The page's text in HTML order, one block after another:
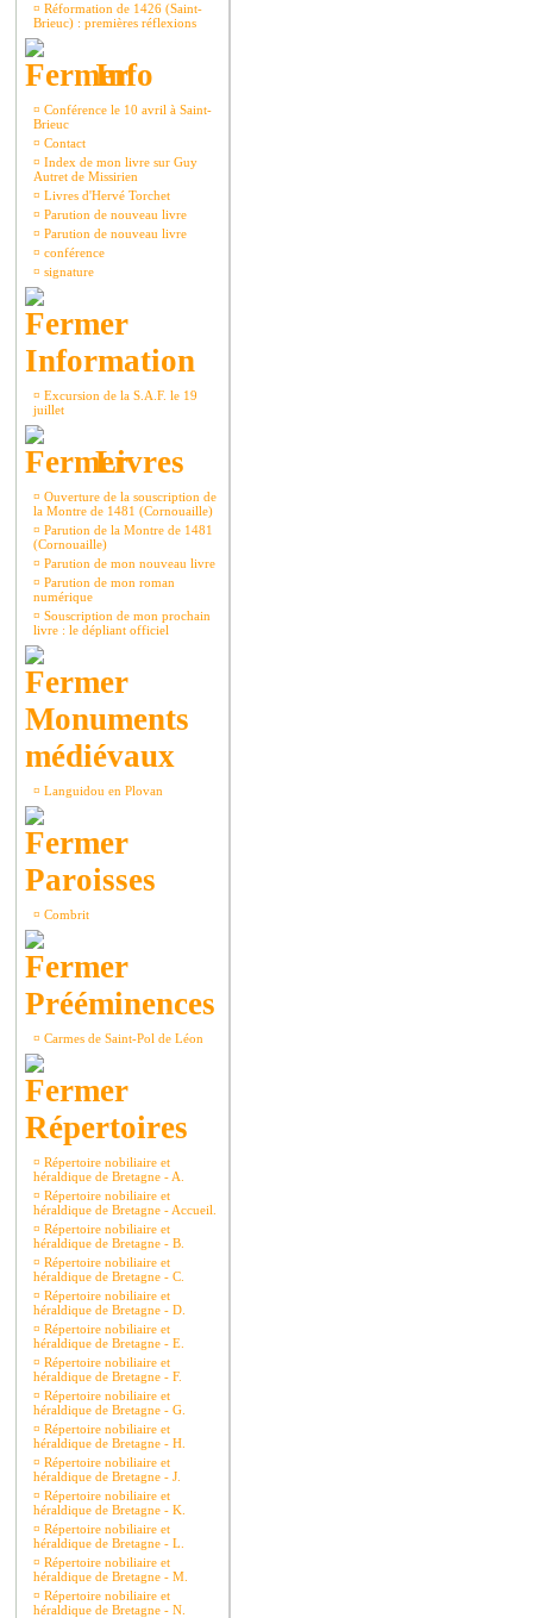
¤ Réformation de 1426 (Saint-
Brieuc) : premières réflexions
Info
¤ Conférence le 10 avril à Saint-
Brieuc
¤ Contact
¤ Index de mon livre sur Guy
Autret de Missirien
¤ Livres d'Hervé Torchet
¤ Parution de nouveau livre
¤ Parution de nouveau livre
¤ conférence
¤ signature
Information
¤ Excursion de la S.A.F. le 19
juillet
Livres
¤ Ouverture de la souscription de
la Montre de 1481 (Cornouaille)
¤ Parution de la Montre de 1481
(Cornouaille)
¤ Parution de mon nouveau livre
¤ Parution de mon roman
numérique
¤ Souscription de mon prochain
livre : le dépliant officiel
Monuments
médiévaux
¤ Languidou en Plovan
Paroisses
¤ Combrit
Prééminences
¤ Carmes de Saint-Pol de Léon
Répertoires
¤ Répertoire nobiliaire et
héraldique de Bretagne - A.
¤ Répertoire nobiliaire et
héraldique de Bretagne - Accueil.
¤ Répertoire nobiliaire et
héraldique de Bretagne - B.
¤ Répertoire nobiliaire et
héraldique de Bretagne - C.
¤ Répertoire nobiliaire et
héraldique de Bretagne - D.
¤ Répertoire nobiliaire et
héraldique de Bretagne - E.
¤ Répertoire nobiliaire et
héraldique de Bretagne - F.
¤ Répertoire nobiliaire et
héraldique de Bretagne - G.
¤ Répertoire nobiliaire et
héraldique de Bretagne - H.
¤ Répertoire nobiliaire et
héraldique de Bretagne - J.
¤ Répertoire nobiliaire et
héraldique de Bretagne - K.
¤ Répertoire nobiliaire et
héraldique de Bretagne - L.
¤ Répertoire nobiliaire et
héraldique de Bretagne - M.
¤ Répertoire nobiliaire et
héraldique de Bretagne - N.